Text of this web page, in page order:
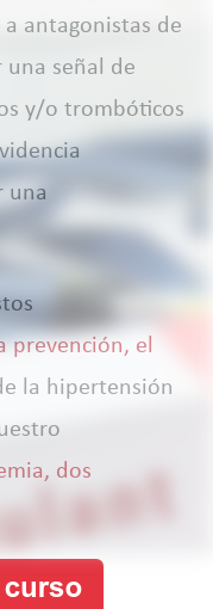
a antagonistas de
señal de
y/o trombóticos
una
prevención, el
la hipertensión
dos